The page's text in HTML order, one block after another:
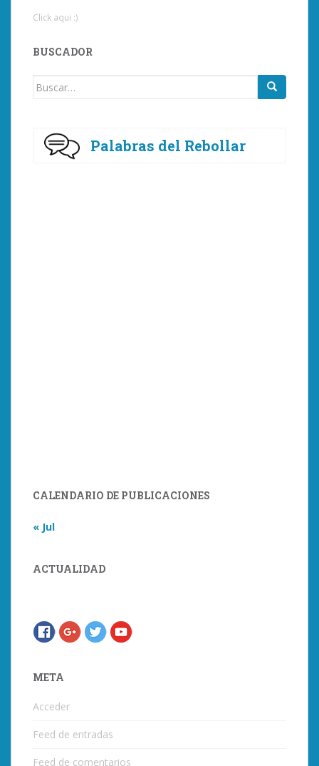
Click aqui :)
BUSCADOR
Buscar:
Palabras del Rebollar
CALENDARIO DE PUBLICACIONES
« Jul
ACTUALIDAD
META
Acceder
Feed de entradas
Feed de comentarios